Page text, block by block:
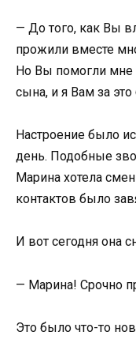
— До того, как Вы
прожили вместе
Но Вы помогли мне
сына, и я Вам за
Настроение было
день. Подобные
Марина хотела
контактов было
И вот сегодня она
— Марина! Срочно
Это было что-то